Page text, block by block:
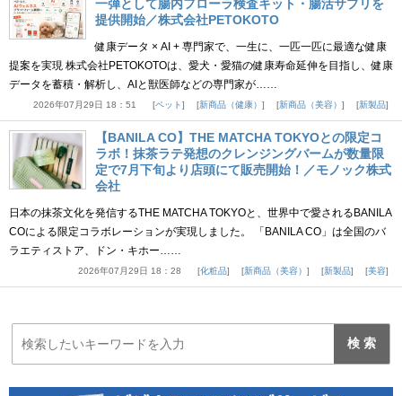
一弾として腸内フローラ検査キット・腸活サプリを
提供開始／株式会社PETOKOTO
健康データ × AI + 専門家で、一生に、一匹一匹に最適な健康
提案を実現 株式会社PETOKOTOは、愛犬・愛猫の健康寿命延伸を目指し、健康
データを蓄積・解析し、AIと獣医師などの専門家が……
2026年07月29日 18：51 ペット 新商品（健康） 新商品（美容） 新製品
【BANILA CO】THE MATCHA TOKYOとの限定コ
ラボ！抹茶ラテ発想のクレンジングバームが数量限
定で7月下旬より店頭にて販売開始！／モノック株式
会社
日本の抹茶文化を発信するTHE MATCHA TOKYOと、世界中で愛されるBANILA
COによる限定コラボレーションが実現しました。 「BANILA CO」は全国のバ
ラエティストア、ドン・キホー……
2026年07月29日 18：28 化粧品 新商品（美容） 新製品 美容